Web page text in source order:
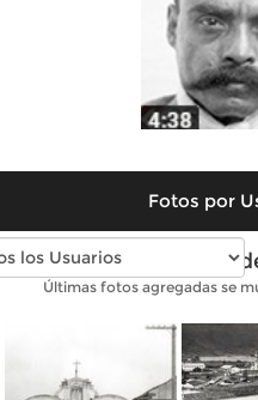
Fotos por
Fotos antiguas
Últimas fotos agregadas se